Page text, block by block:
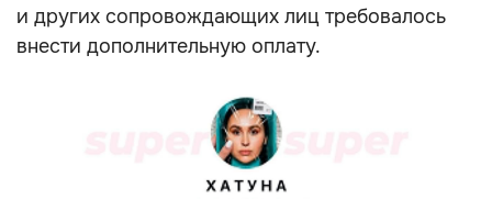
и других сопровождающих лиц требовалось
внести дополнительную оплату.